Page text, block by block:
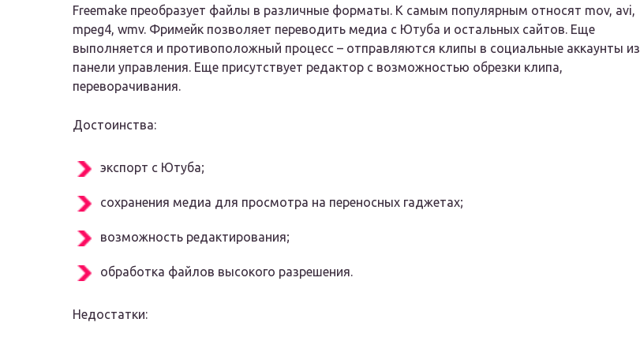
Freemake преобразует файлы в различные форматы. К самым популярным относят mov, avi,
mpeg4, wmv. Фримейк позволяет переводить медиа с Ютуба и остальных сайтов. Еще
выполняется и противоположный процесс – отправляются клипы в социальные аккаунты из
панели управления. Еще присутствует редактор с возможностью обрезки клипа,
переворачивания.
Достоинства:
экспорт с Ютуба;
сохранения медиа для просмотра на переносных гаджетах;
возможность редактирования;
обработка файлов высокого разрешения.
Недостатки: